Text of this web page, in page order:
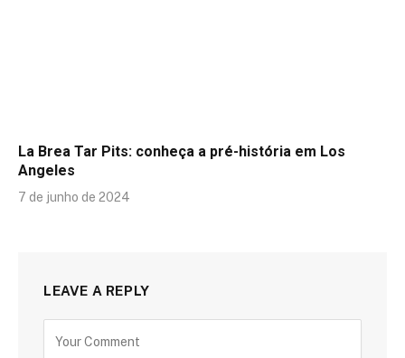
La Brea Tar Pits: conheça a pré-história em Los
Angeles
7 de junho de 2024
LEAVE A REPLY